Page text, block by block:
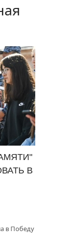
В
в Победу